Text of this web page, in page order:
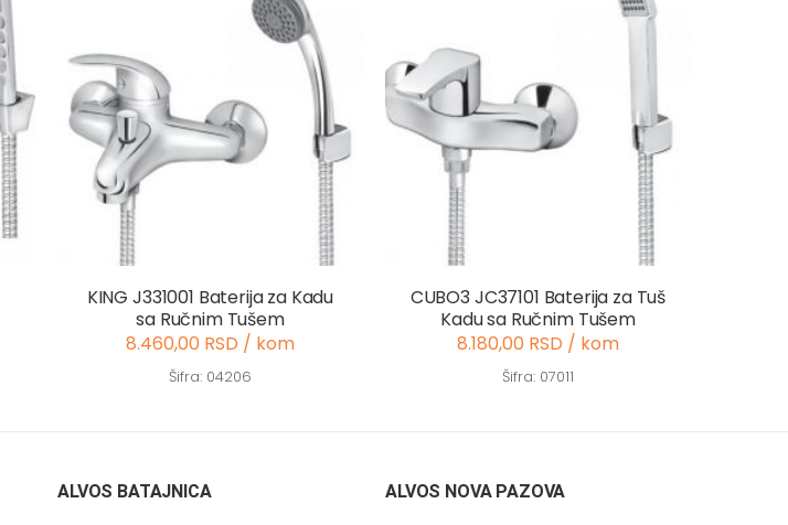
KING J331001 Baterija za Kadu
sa Ručnim Tušem
8.460,00 RSD / kom
Šifra: 04206
CUBO3 JC37101 Baterija za Tuš
Kadu sa Ručnim Tušem
8.180,00 RSD / kom
Šifra: 07011
ALVOS BATAJNICA ALVOS NOVA PAZOVA